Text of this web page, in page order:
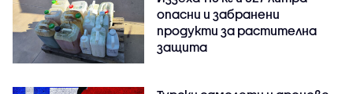
опасни и забранени
продукти за растителна
защита